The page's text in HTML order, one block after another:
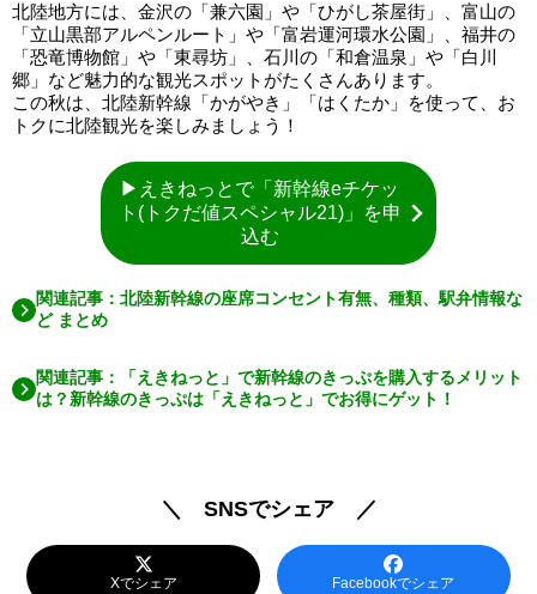
北陸地方には、金沢の「兼六園」や「ひがし茶屋街」、富山の
「立山黒部アルペンルート」や「富岩運河環水公園」、福井の
「恐竜博物館」や「東尋坊」、石川の「和倉温泉」や「白川
郷」など魅力的な観光スポットがたくさんあります。
この秋は、北陸新幹線「かがやき」「はくたか」を使って、お
トクに北陸観光を楽しみましょう！
▶えきねっとで「新幹線eチケッ
ト(トクだ値スペシャル21)」を申
込む
関連記事：北陸新幹線の座席コンセント有無、種類、駅弁情報な
ど まとめ
関連記事：「えきねっと」で新幹線のきっぷを購入するメリット
は？新幹線のきっぷは「えきねっと」でお得にゲット！
＼ SNSでシェア ／
Xでシェア Facebookでシェア